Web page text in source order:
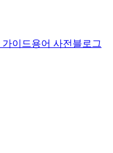
가이드용어 사전 블로그